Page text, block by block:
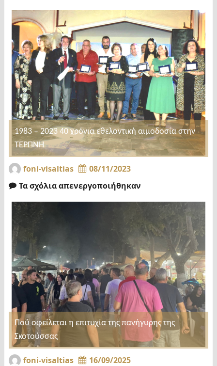
1983 – 2023 40 χρόνια εθελοντική αιμοδοσία στην
ΤΕΡΠΝΗ
foni-visaltias
08/11/2023
Τα σχόλια απενεργοποιήθηκαν
Πού οφείλεται η επιτυχία της πανήγυρης της
Σκοτούσσας
foni-visaltias
16/09/2025